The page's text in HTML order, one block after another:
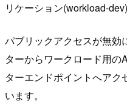
リケーション(workload-
パブリックアクセスが無効
ターからワークロード用の
ターエンドポイントへアク
います。